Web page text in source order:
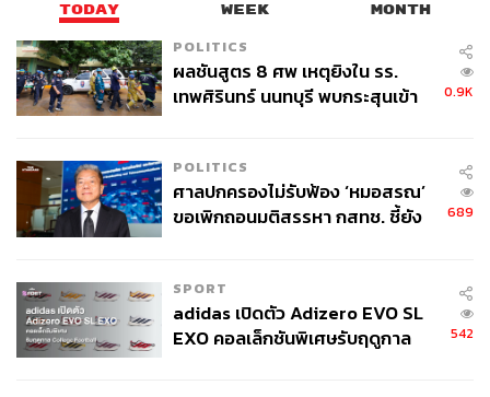
TODAY WEEK MONTH
POLITICS
ผลชันสูตร 8 ศพ เหตุยิงใน รร.
เทพศิรินทร์ นนทบุรี พบกระสุนเข้า
0.9K
POLITICS
ศาลปกครองไม่รับฟ้อง ‘หมอสรณ’
ขอเพิกถอนมติสรรหา กสทช. ชี้ยัง
689
SPORT
adidas เปิดตัว Adizero EVO SL
EXO คอลเล็กชันพิเศษรับฤดูกาล
542